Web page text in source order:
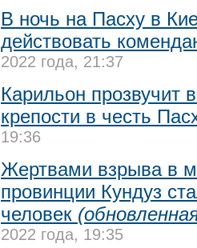
В ночь на Пасху в
действовать
2022 года, 21:37
Карильон прозвучит
крепости в честь
19:36
Жертвами взрыва в
провинции Кундуз
человек
2022 года, 19:35